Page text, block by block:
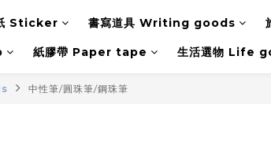
Sticker 書寫道具 Writing goods
紙膠帶 Paper tape 生活選物 Life
中性筆/圓珠筆/鋼珠筆